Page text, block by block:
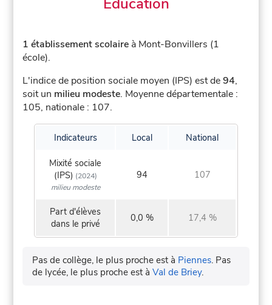
1 établissement scolaire à Mont-Bonvillers (1
école).
L'indice de position sociale moyen (IPS) est de94,
soit un milieu modeste. Moyenne départementale :
105, nationale : 107.
Indicateurs Local National
Mixité sociale
(IPS) (2024)
milieu modeste
94 107
Part d'élèves
dans le privé
0,0 % 17,4 %
Pas de collège, le plus proche est à Piennes. Pas
de lycée, le plus proche est àVal de Briey.